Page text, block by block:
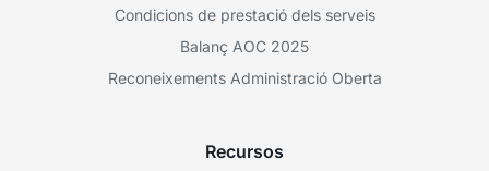
Condicions de prestació dels serveis
Balanç AOC 2025
Reconeixements Administració Oberta
Recursos